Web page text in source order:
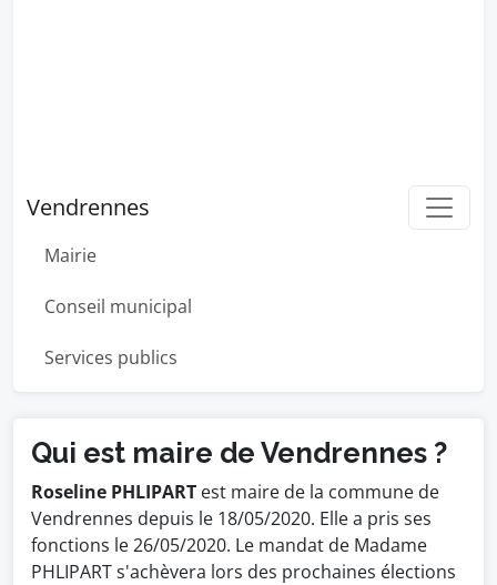
Vendrennes
Mairie
Conseil municipal
Services publics
Qui est maire de Vendrennes ?
Roseline PHLIPART est maire de la commune de
Vendrennes depuis le 18/05/2020. Elle a pris ses
fonctions le 26/05/2020. Le mandat de Madame
PHLIPART s'achèvera lors des prochaines élections